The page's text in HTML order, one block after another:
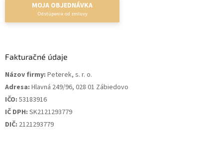
MOJA OBJEDNÁVKA
Fakturačné údaje
Názov firmy: Peterek, s. r. o.
Adresa: Hlavná 249/96, 028 01 Zábiedovo
IČO: 53183916
IČ DPH: SK2121293779
DIČ: 2121293779